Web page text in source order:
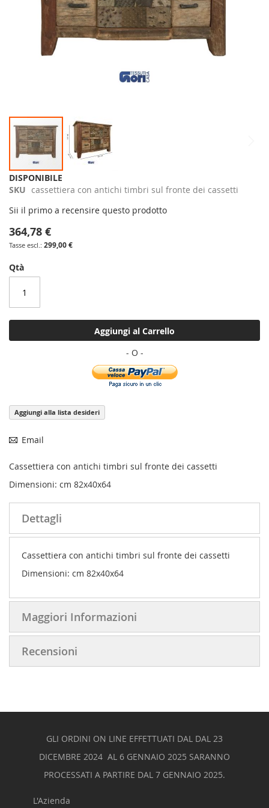
DISPONIBILE
SKU cassettiera con antichi timbri sul fronte dei cassetti
Sii il primo a recensire questo prodotto
364,78 €
299,00 €
Qtà
Aggiungi al Carrello
Aggiungi alla lista desideri
Email
Cassettiera con antichi timbri sul fronte dei cassetti
Dimensioni: cm 82x40x64
Dettagli
Cassettiera con antichi timbri sul fronte dei cassetti
Dimensioni: cm 82x40x64
Maggiori Informazioni
Recensioni
GLI ORDINI ON LINE EFFETTUATI DAL DAL 23
DICEMBRE 2024 AL 6 GENNAIO 2025 SARANNO
PROCESSATI A PARTIRE DAL 7 GENNAIO 2025.
L'Azienda